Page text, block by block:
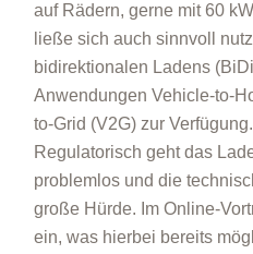
auf Rädern, gerne mit 60
ließe sich auch sinnvoll
bidirektionalen Ladens
Anwendungen Vehicle-to-
to-Grid (V2G) zur Verfügung.
Regulatorisch geht das
problemlos und die
große Hürde. Im Online-
ein, was hierbei bereits